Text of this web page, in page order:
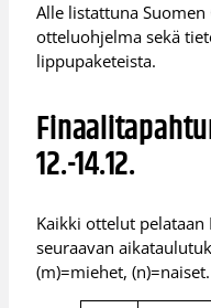
Alle listattuna
otteluohjelma sekä
lippupaketeista.
12.-14.12.
Kaikki ottelut pelataan
seuraavan
(m)=miehet, (n)=naiset.